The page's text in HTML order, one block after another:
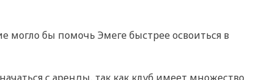
могло бы помочь Эмеге быстрее освоиться в
с аренды, так как клуб имеет множество